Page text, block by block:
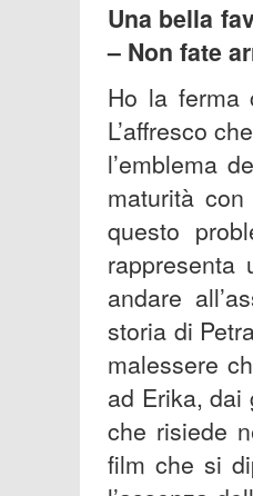
Una bella
– Non fate
Ho la ferma
L’affresco
l’emblema
maturità
questo
andare
storia di
malessere
ad Erika, dai
che risiede
film che si